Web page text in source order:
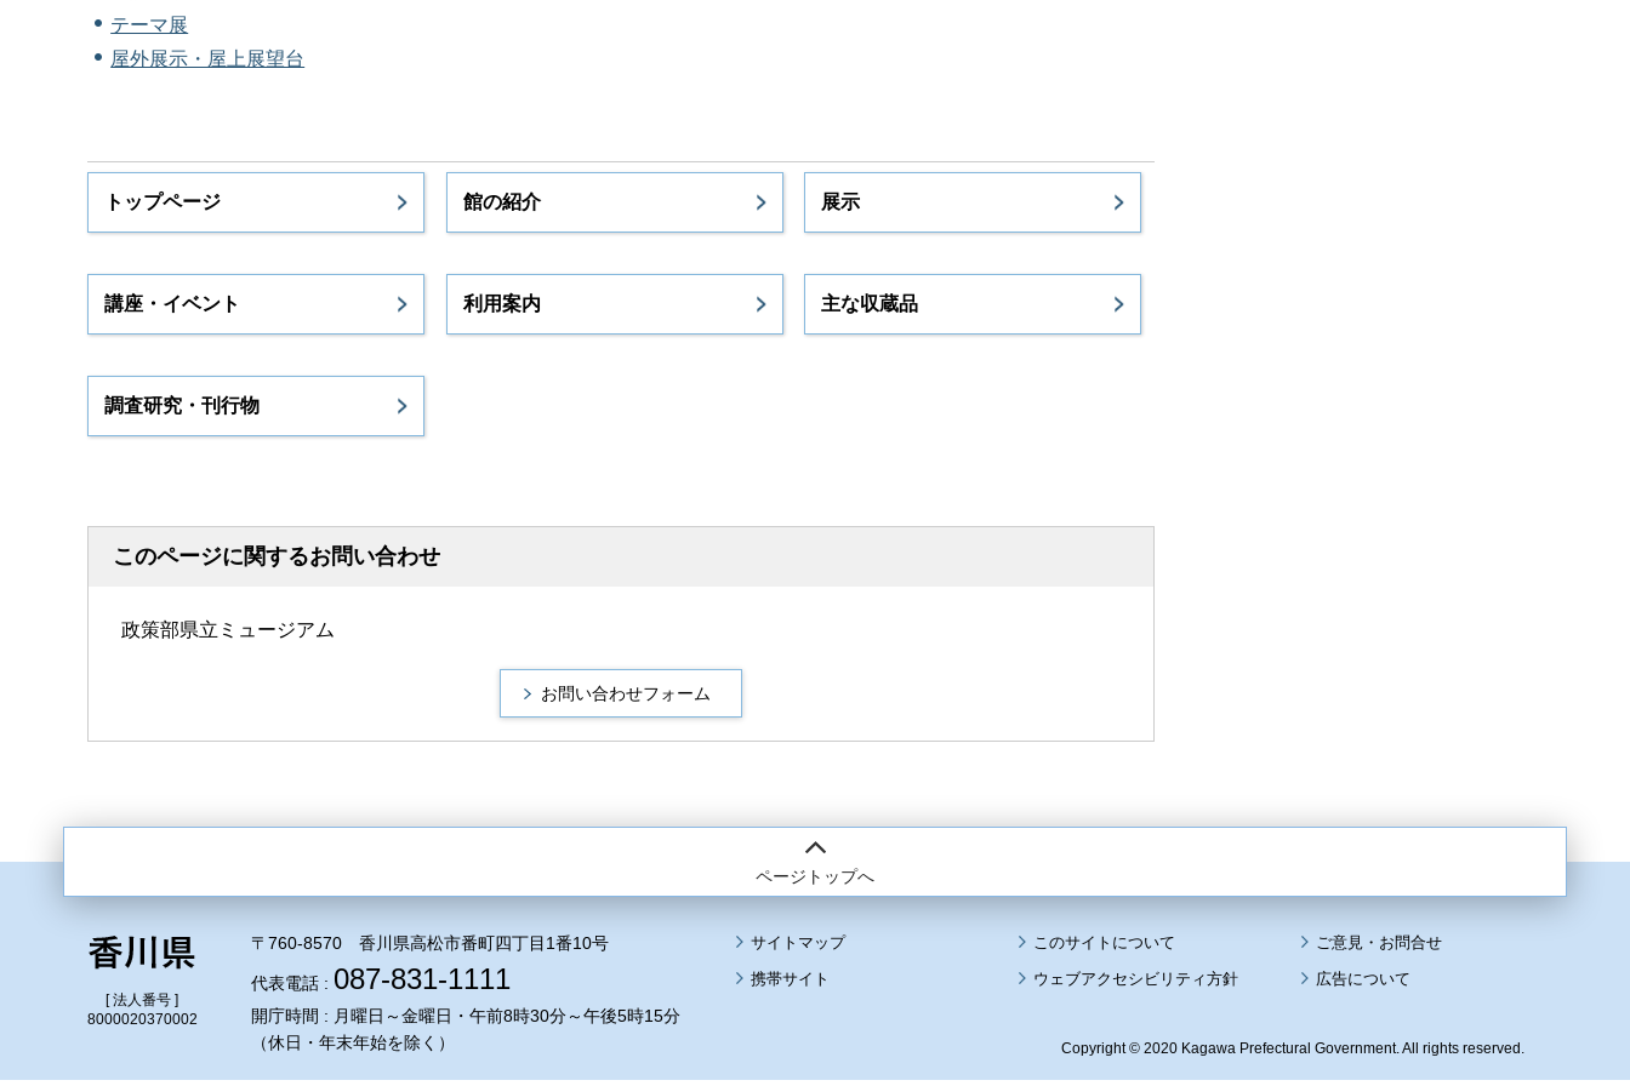
テーマ展
屋外展示・屋上展望台
トップページ
講座・イベント
調査研究・刊行物
館の紹介
利用案内
展示
主な収蔵品
このページに関するお問い合わせ
政策部県立ミュージアム
ページトップへ
[ 法人番号 ]
8000020370002
〒760-8570 香川県高松市番町四丁目1番10号
代表電話 : 087-831-1111
開庁時間 : 月曜日～金曜日・午前8時30分～午後5時15分
（休日・年末年始を除く）
サイトマップ
このサイトについて
携帯サイト
ウェブアクセシビリティ方針 広告について
Copyright © 2020 Kagawa Prefectural Government. All rights reserved.